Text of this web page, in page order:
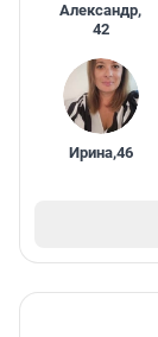
Александр,
42
Ирина,46